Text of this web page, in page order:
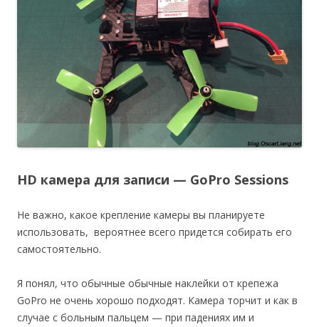
HD камера для записи — GoPro Sessions
Не важно, какое крепление камеры вы планируете
использовать, вероятнее всего придется собирать его
самостоятельно.
Я понял, что обычные обычные наклейки от крепежа
GoPro не очень хорошо подходят. Камера торчит и как в
случае с больным пальцем — при падениях им и